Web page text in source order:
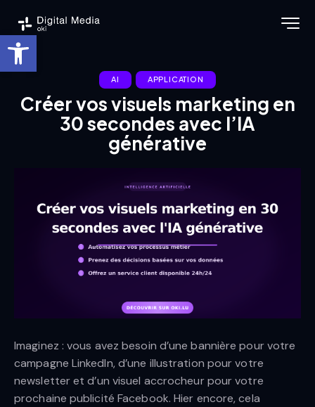
Ouvrir la barre d’outils
AI APPLICATION
Créer vos visuels marketing en
30 secondes avec l’IA
générative
Imaginez : vous avez besoin d’une bannière pour votre
campagne LinkedIn, d’une illustration pour votre
newsletter et d’un visuel accrocheur pour votre
prochaine publicité Facebook. Hier encore, cela